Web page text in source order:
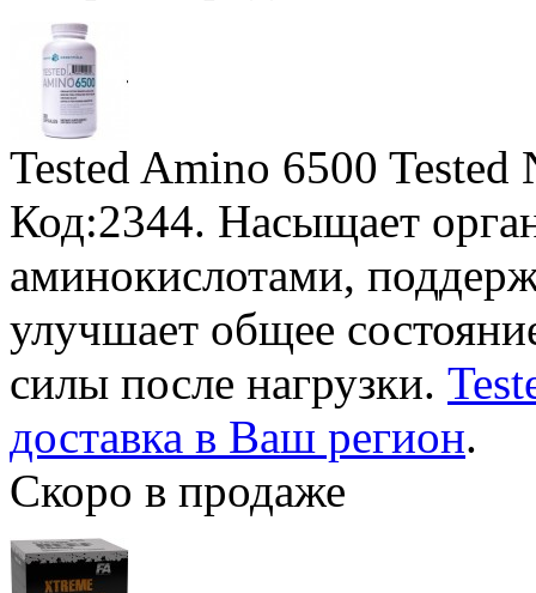
Tested Amino 6500
Код:2344. Насыщает
аминокислотами,
улучшает общее
силы после нагрузки.
доставка в Ваш регион.
Скоро в продаже